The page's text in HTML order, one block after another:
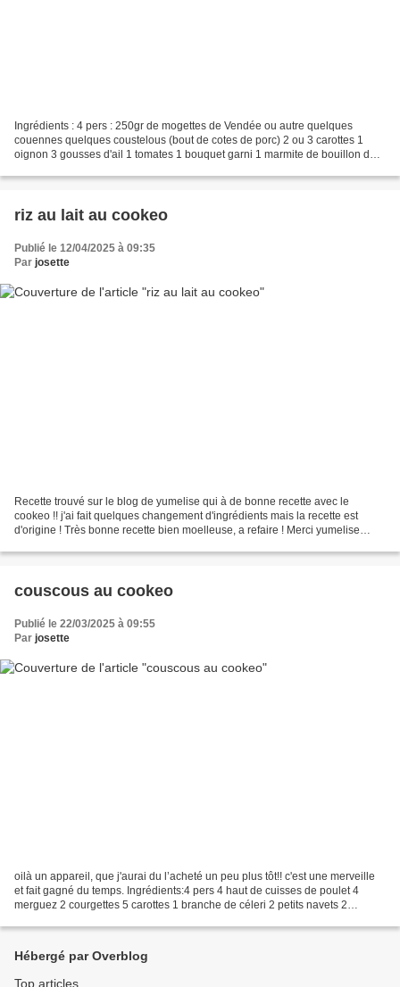
Ingrédients : 4 pers : 250gr de mogettes de Vendée ou autre quelques
couennes quelques coustelous (bout de cotes de porc) 2 ou 3 carottes 1
oignon 3 gousses d'ail 1 tomates 1 bouquet garni 1 marmite de bouillon de
riz au lait au cookeo
Publié le 12/04/2025 à 09:35
Par josette
Recette trouvé sur le blog de yumelise qui à de bonne recette avec le
cookeo !! j'ai fait quelques changement d'ingrédients mais la recette est
d'origine ! Très bonne recette bien moelleuse, a refaire ! Merci yumelise
couscous au cookeo
Publié le 22/03/2025 à 09:55
Par josette
oilà un appareil, que j'aurai du l’acheté un peu plus tôt!! c'est une merveille
et fait gagné du temps. Ingrédients:4 pers 4 haut de cuisses de poulet 4
merguez 2 courgettes 5 carottes 1 branche de céleri 2 petits navets 2
Hébergé par Overblog
Top articles